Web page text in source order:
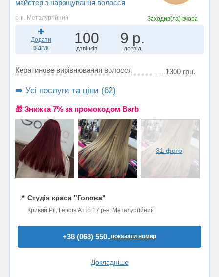
майстер з нарощування волосся
р-н. Металургійний Заходив(ла) вчора
Додати
відгук
100
дзвінків
9 р.
досвід
Кератинове вирівнювання волосся 1300 грн.
➡️ Усі послуги та ціни (62)
🎁 Знижка 7% за промокодом Barb
31 фото
📍 Студія краси "Голова"
Кривий Ріг, Героїв Атто 17 р-н. Металургійний
+38 (068) 550..показати номер
Докладніше